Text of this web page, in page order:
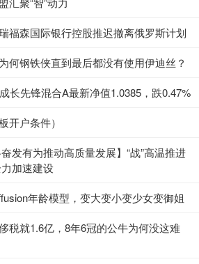
福森国际银行控股推迟撤离俄罗斯计划
何钢铁侠直到最后都没有使用伊迪丝？
长先锋混合A最新净值1.0385，跌0.47%
开户条件）
奋发有为推动高质量发展】“战”高温推进
加速建设
年龄模型，变大变小变少女变御姐
税就1.6亿，8年6冠的公牛为何没这难